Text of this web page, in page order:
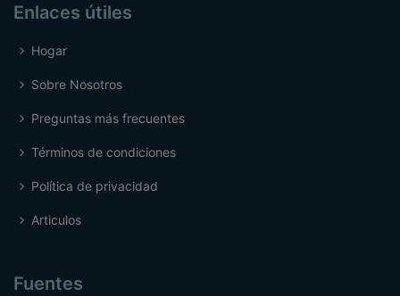
Enlaces útiles
Hogar
Sobre Nosotros
Preguntas más frecuentes
Términos de condiciones
Política de privacidad
Articulos
Fuentes